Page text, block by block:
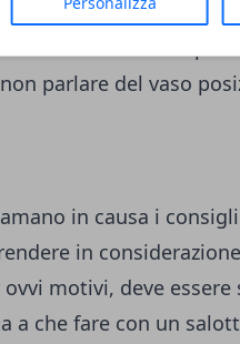
intelligente. Questo
sul nero per
parlare del vaso
in causa i
in
motivi, deve essere
a che fare con un